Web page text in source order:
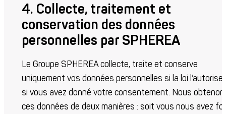
4. Collecte, traitement et
conservation des données
personnelles par SPHEREA
Le Groupe SPHEREA collecte, traite et conserve
uniquement vos données personnelles si la loi l’autorise
si vous avez donné votre consentement. Nous
ces données de deux manières : soit vous nous avez